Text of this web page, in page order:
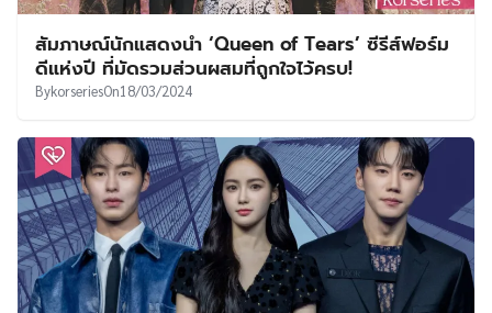
สัมภาษณ์นักแสดงนำ ‘Queen of Tears’ ซีรีส์ฟอร์ม
ดีแห่งปี ที่มัดรวมส่วนผสมที่ถูกใจไว้ครบ!
BykorseriesOn18/03/2024